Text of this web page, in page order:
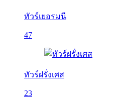
ทัวร์เยอรมนี
47
ทัวร์ฝรั่งเศส
23